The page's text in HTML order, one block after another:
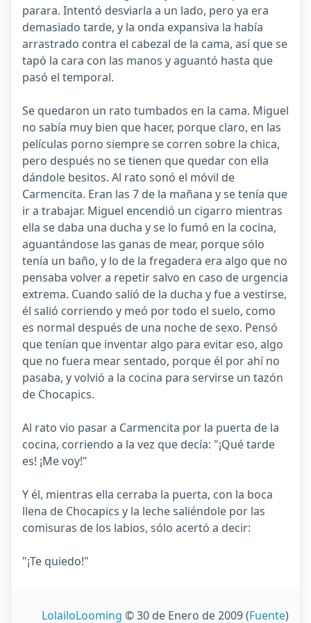
parara. Intentó desviarla a un lado, pero ya era
demasiado tarde, y la onda expansiva la había
arrastrado contra el cabezal de la cama, así que se
tapó la cara con las manos y aguantó hasta que
pasó el temporal.
Se quedaron un rato tumbados en la cama. Miguel
no sabía muy bien que hacer, porque claro, en las
películas porno siempre se corren sobre la chica,
pero después no se tienen que quedar con ella
dándole besitos. Al rato sonó el móvil de
Carmencita. Eran las 7 de la mañana y se tenía que
ir a trabajar. Miguel encendió un cigarro mientras
ella se daba una ducha y se lo fumó en la cocina,
aguantándose las ganas de mear, porque sólo
tenía un baño, y lo de la fregadera era algo que no
pensaba volver a repetir salvo en caso de urgencia
extrema. Cuando salió de la ducha y fue a vestirse,
él salió corriendo y meó por todo el suelo, como
es normal después de una noche de sexo. Pensó
que tenían que inventar algo para evitar eso, algo
que no fuera mear sentado, porque él por ahí no
pasaba, y volvió a la cocina para servirse un tazón
de Chocapics.
Al rato vio pasar a Carmencita por la puerta de la
cocina, corriendo a la vez que decía: "¡Qué tarde
es! ¡Me voy!"
Y él, mientras ella cerraba la puerta, con la boca
llena de Chocapics y la leche saliéndole por las
comisuras de los labios, sólo acertó a decir:
"¡Te quiedo!"
LolailoLooming © 30 de Enero de 2009(Fuente)